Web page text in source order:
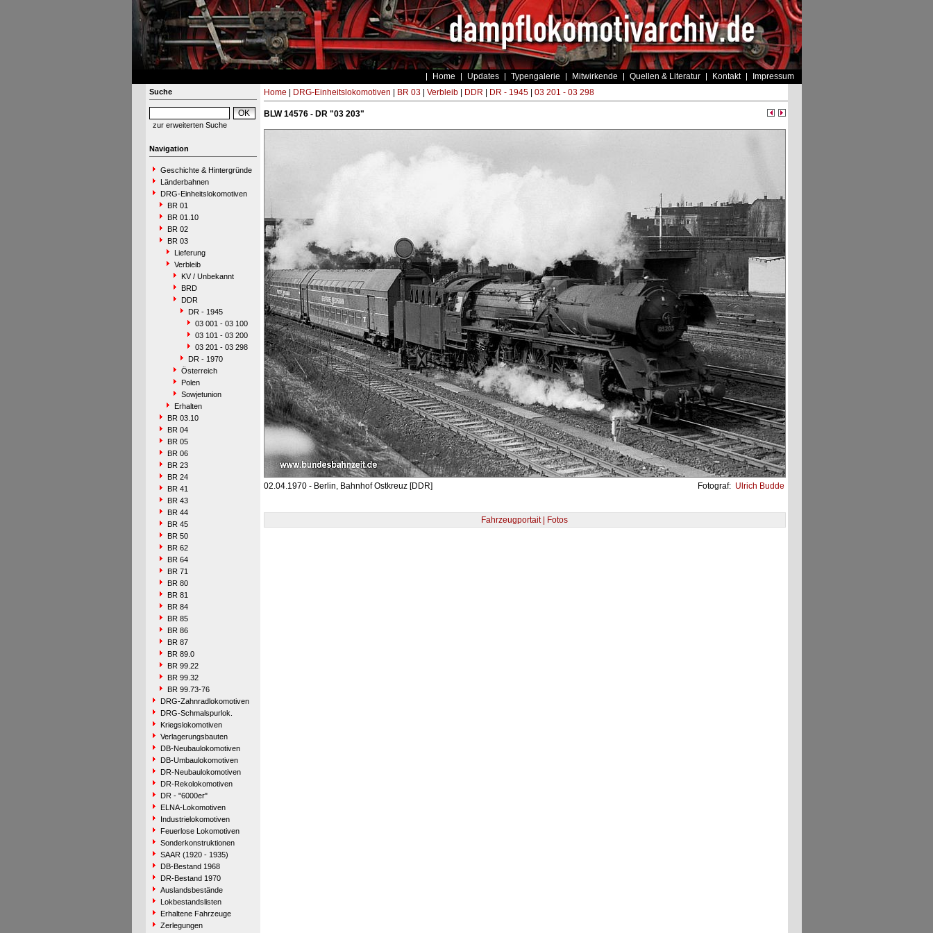
Home Updates Typengalerie Mitwirkende Quellen & Literatur Kontakt Impressum
Suche
zur erweiterten Suche
Navigation
Geschichte & Hintergründe
Länderbahnen
DRG-Einheitslokomotiven
BR 01
BR 01.10
BR 02
BR 03
Lieferung
Verbleib
KV / Unbekannt
BRD
DDR
DR - 1945
03 001 - 03 100
03 101 - 03 200
03 201 - 03 298
DR - 1970
Österreich
Polen
Sowjetunion
Erhalten
BR 03.10
BR 04
BR 05
BR 06
BR 23
BR 24
BR 41
BR 43
BR 44
BR 45
BR 50
BR 62
BR 64
BR 71
BR 80
BR 81
BR 84
BR 85
BR 86
BR 87
BR 89.0
BR 99.22
BR 99.32
BR 99.73-76
DRG-Zahnradlokomotiven
DRG-Schmalspurlok.
Kriegslokomotiven
Verlagerungsbauten
DB-Neubaulokomotiven
DB-Umbaulokomotiven
DR-Neubaulokomotiven
DR-Rekolokomotiven
DR - "6000er"
ELNA-Lokomotiven
Industrielokomotiven
Feuerlose Lokomotiven
Sonderkonstruktionen
SAAR (1920 - 1935)
DB-Bestand 1968
DR-Bestand 1970
Auslandsbestände
Lokbestandslisten
Erhaltene Fahrzeuge
Zerlegungen
Home DRG-Einheitslokomotiven BR 03| Verbleib| DDR DR - 1945| 03 201 - 03 298
BLW 14576 - DR "03 203"
02.04.1970 - Berlin, Bahnhof Ostkreuz [DDR] Fotograf: Ulrich Budde
Fahrzeugportait | Fotos